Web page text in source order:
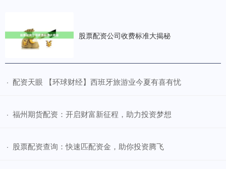
股票配资公司收费标准大揭秘
· ​配资天眼 【环球财经】西班牙旅游业今夏有喜有忧
· ​福州期货配资：开启财富新征程，助力投资梦想
· ​股票配资查询：快速匹配资金，助你投资腾飞